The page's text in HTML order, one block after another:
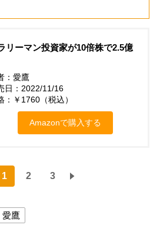
リーマン投資家が10倍株で2.5億
：愛鷹
日：2022/11/16
：￥1760（税込）
Amazonで購入する
1 2 3
愛鷹